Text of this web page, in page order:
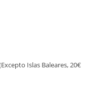
Islas Baleares, 20€